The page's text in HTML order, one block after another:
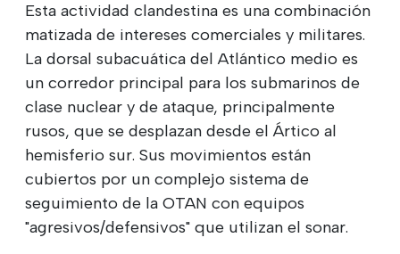
Esta actividad clandestina es una combinación
matizada de intereses comerciales y militares.
La dorsal subacuática del Atlántico medio es
un corredor principal para los submarinos de
clase nuclear y de ataque, principalmente
rusos, que se desplazan desde el Ártico al
hemisferio sur. Sus movimientos están
cubiertos por un complejo sistema de
seguimiento de la OTAN con equipos
"agresivos/defensivos" que utilizan el sonar.